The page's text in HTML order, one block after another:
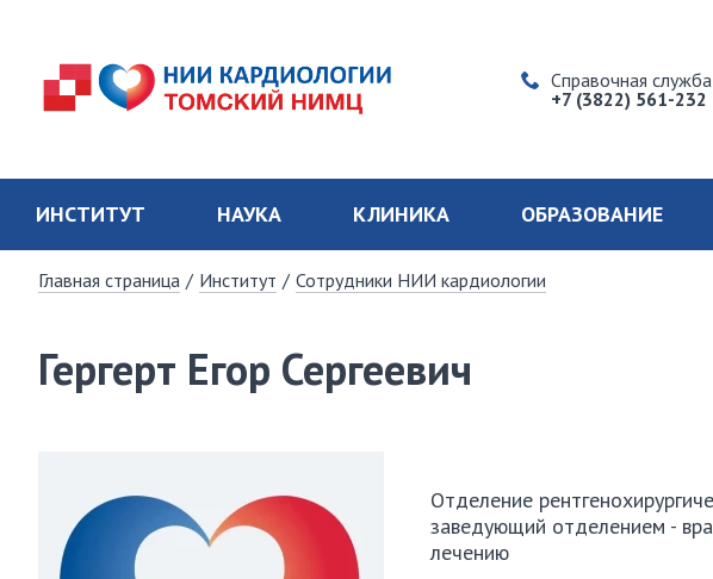
Справочная служба
+7 (3822) 561-232
ИНСТИТУТ НАУКА КЛИНИКА ОБРАЗОВАНИЕ
Главная страница / Институт / Сотрудники НИИ кардиологии
Гергерт Егор Сергеевич
Отделение
заведующий отделением -
лечению